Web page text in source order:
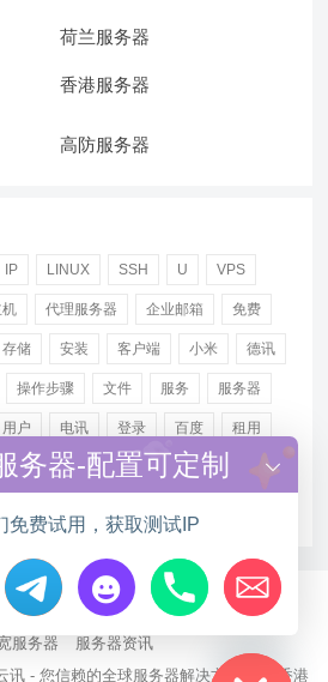
荷兰服务器
香港服务器
高防服务器
IP LINUX SSH U VPS
机 代理服务器 企业邮箱 免费
存储 安装 客户端 小米 德讯
操作步骤 文件 服务 服务器
用户 电讯 登录 百度 租用
虚拟主机 证书 配置 阿里
服务器 站群多IP服务器
海外云服务器
服务器
服务器资讯
讯 - 您信赖的全球服务器解决方案伙伴 香港
Hide chaty
务器-配置可定制
免费试用，获取测试IP